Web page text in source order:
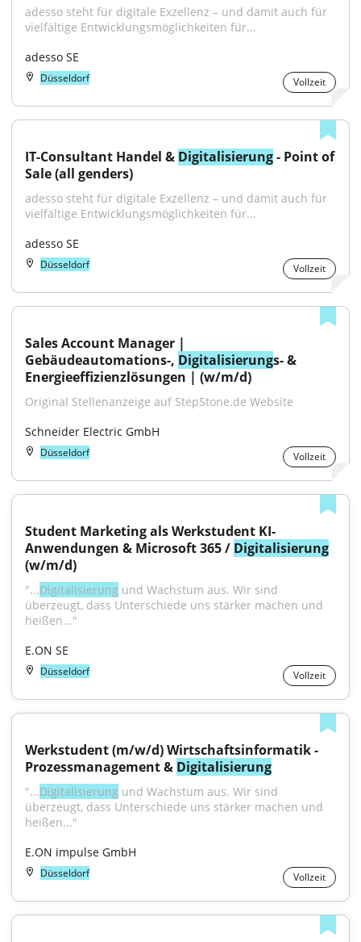
adesso steht für digitale Exzellenz – und damit auch für
vielfältige Entwicklungsmöglichkeiten für...
adesso SE
Düsseldorf Vollzeit
IT-Consultant Handel & Digitalisierung - Point of
Sale (all genders)
adesso steht für digitale Exzellenz – und damit auch für
vielfältige Entwicklungsmöglichkeiten für...
adesso SE
Düsseldorf Vollzeit
Sales Account Manager |
Gebäudeautomations-, Digitalisierungs- &
Energieeffizienzlösungen | (w/m/d)
Original Stellenanzeige auf StepStone.de Website
Schneider Electric GmbH
Düsseldorf Vollzeit
Student Marketing als Werkstudent KI-
Anwendungen & Microsoft 365 / Digitalisierung
(w/m/d)
"...Digitalisierung und Wachstum aus. Wir sind
überzeugt, dass Unterschiede uns stärker machen und
heißen..."
E.ON SE
Düsseldorf Vollzeit
Werkstudent (m/w/d) Wirtschaftsinformatik -
Prozessmanagement & Digitalisierung
"...Digitalisierung und Wachstum aus. Wir sind
überzeugt, dass Unterschiede uns stärker machen und
heißen..."
E.ON impulse GmbH
Düsseldorf Vollzeit